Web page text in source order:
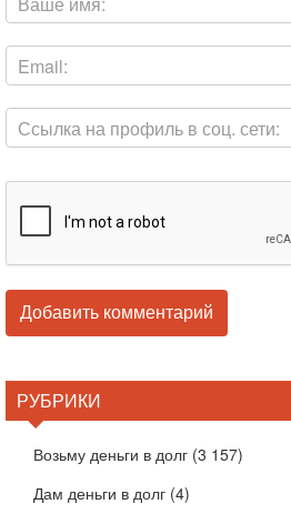
РУБРИКИ
Возьму деньги в долг (3 157)
Дам деньги в долг (4)